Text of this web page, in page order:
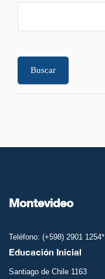
Montevideo
Teléfono: (+598) 2901 1254*
Educación Inicial
Santiago de Chile 1163